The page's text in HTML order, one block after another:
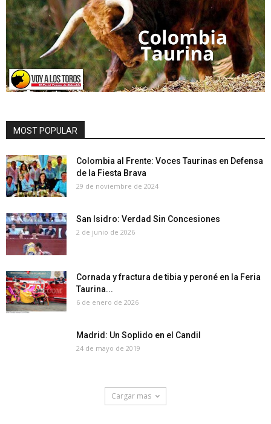
MOST POPULAR
Colombia al Frente: Voces Taurinas en Defensa
de la Fiesta Brava
29 de noviembre de 2024
San Isidro: Verdad Sin Concesiones
2 de junio de 2026
Cornada y fractura de tibia y peroné en la Feria
Taurina...
6 de enero de 2026
Madrid: Un Soplido en el Candil
24 de mayo de 2019
Cargar mas